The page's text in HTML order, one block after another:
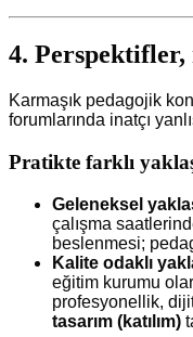
4.
Karmaşık pedagojik
forumlarında inatçı
Pratikte farklı
Geleneksel
çalışma
beslenmesi;
Kalite odaklı
eğitim kurumu
profesyonellik,
tasarım (katılım)